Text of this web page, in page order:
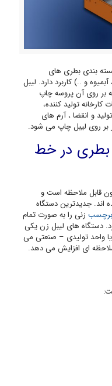
بندی بطری های
و ..) کاربرد دارد. لیبل
بر روی آن پروسه چاپ
تولید کننده،
و انقضا ، آرم های
بر روی لیبل چاپ می شود.
بطری در خط
قابل ملاحظه است و
اند. جدیدترین دستگاه
برچسبزنی را به صورت تمام
دستگاه های لیبل زن یکی
و یا واحد تولیدی – صنعتی می
ای افزایش می دهد.